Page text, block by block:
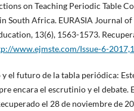
on Teaching Periodic Table
South Africa. EURASIA Journal
13(6), 1563-1573.
www.ejmste.com/Issue-6-
y el futuro de la tabla periódica:
encara el escrutinio y el debate.
el 28 de noviembre de